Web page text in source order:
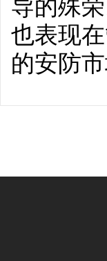
导的殊
也表现
的安防